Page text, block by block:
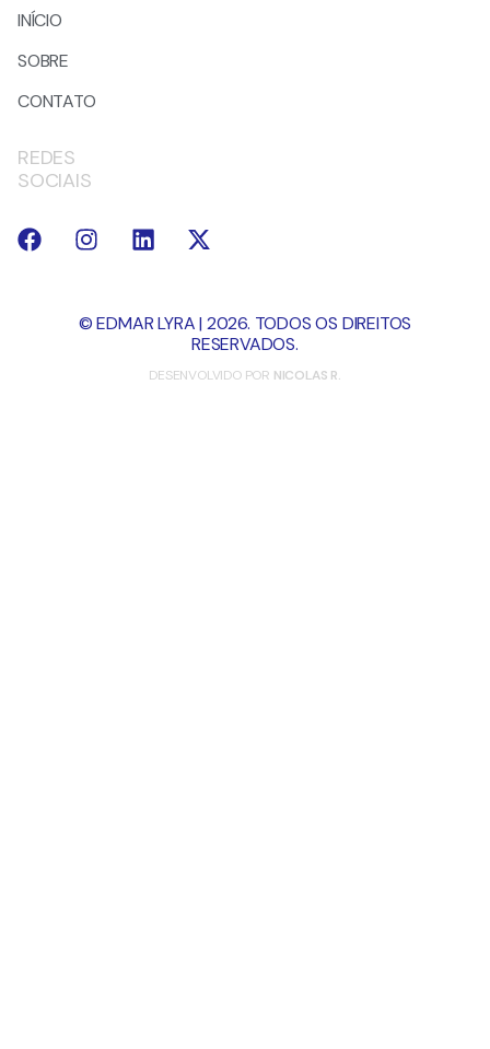
INÍCIO
SOBRE
CONTATO
REDES
SOCIAIS
© EDMAR LYRA | 2026. TODOS OS DIREITOS
RESERVADOS.
DESENVOLVIDO POR NICOLAS R.